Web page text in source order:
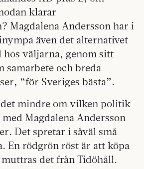
klarar
Magdalena Andersson har i
även det alternativet
hos väljarna, genom sitt
samarbete och breda
“för Sveriges bästa”.
mindre om vilken politik
Magdalena Andersson
Det spretar i såväl små
En rödgrön röst är att köpa
det från Tidöhåll.